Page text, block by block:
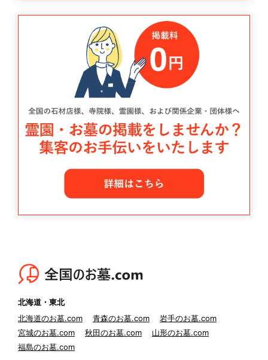
北海道・東北
北海道のお墓.com
青森のお墓.com
岩手のお墓.com
宮城のお墓.com
秋田のお墓.com
山形のお墓.com
福島のお墓.com